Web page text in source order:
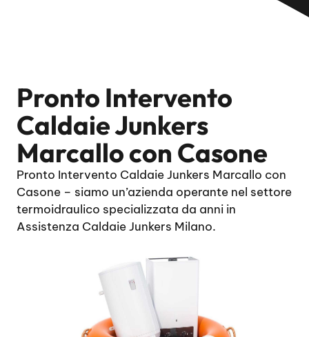
Pronto Intervento
Caldaie Junkers
Marcallo con Casone
Pronto Intervento Caldaie Junkers Marcallo con
Casone – siamo un’azienda operante nel settore
termoidraulico specializzata da anni in
Assistenza Caldaie Junkers Milano.